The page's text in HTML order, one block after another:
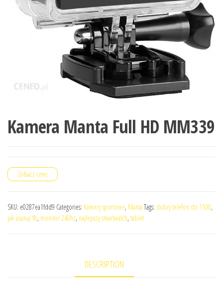
Kamera Manta Full HD MM339
Zobacz cenę
SKU: e0287ea1fdd9 Categories: Kamery sportowe, Manta Tags: dobry telefon do 1500,
jak usunąć fb, monitor 240hz, najlepszy smartwatch, tablet
DESCRIPTION